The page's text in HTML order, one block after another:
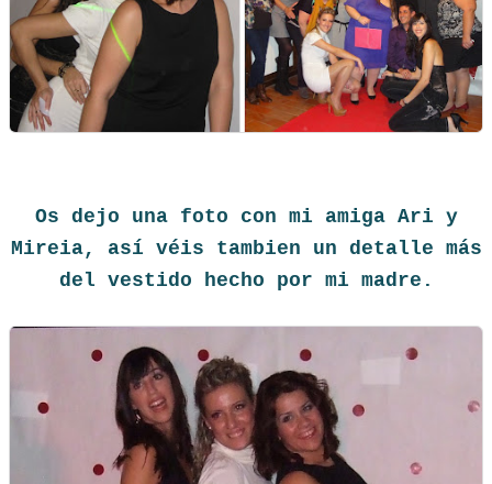
Os dejo una foto con mi amiga Ari y
Mireia, así véis tambien un detalle más
del vestido hecho por mi madre.